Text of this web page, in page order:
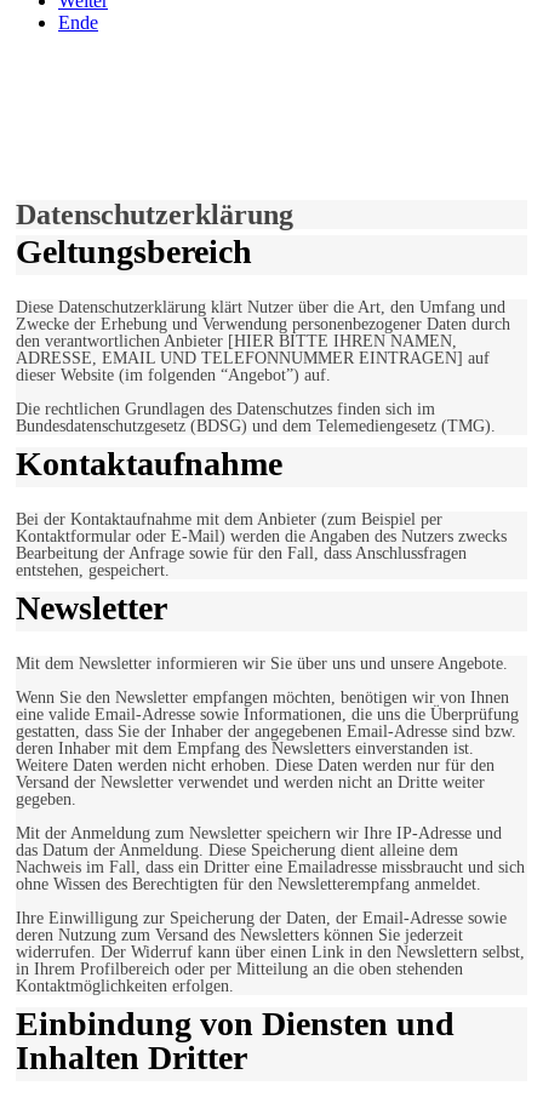
Ende
Datenschutzerklärung
Geltungsbereich
Diese Datenschutzerklärung klärt Nutzer über die Art, den Umfang und
Zwecke der Erhebung und Verwendung personenbezogener Daten durch
den verantwortlichen Anbieter [HIER BITTE IHREN NAMEN,
ADRESSE, EMAIL UND TELEFONNUMMER EINTRAGEN] auf
dieser Website (im folgenden “Angebot”) auf.
Die rechtlichen Grundlagen des Datenschutzes finden sich im
Bundesdatenschutzgesetz (BDSG) und dem Telemediengesetz (TMG).
Kontaktaufnahme
Bei der Kontaktaufnahme mit dem Anbieter (zum Beispiel per
Kontaktformular oder E-Mail) werden die Angaben des Nutzers zwecks
Bearbeitung der Anfrage sowie für den Fall, dass Anschlussfragen
entstehen, gespeichert.
Newsletter
Mit dem Newsletter informieren wir Sie über uns und unsere Angebote.
Wenn Sie den Newsletter empfangen möchten, benötigen wir von Ihnen
eine valide Email-Adresse sowie Informationen, die uns die Überprüfung
gestatten, dass Sie der Inhaber der angegebenen Email-Adresse sind bzw.
deren Inhaber mit dem Empfang des Newsletters einverstanden ist.
Weitere Daten werden nicht erhoben. Diese Daten werden nur für den
Versand der Newsletter verwendet und werden nicht an Dritte weiter
gegeben.
Mit der Anmeldung zum Newsletter speichern wir Ihre IP-Adresse und
das Datum der Anmeldung. Diese Speicherung dient alleine dem
Nachweis im Fall, dass ein Dritter eine Emailadresse missbraucht und sich
ohne Wissen des Berechtigten für den Newsletterempfang anmeldet.
Ihre Einwilligung zur Speicherung der Daten, der Email-Adresse sowie
deren Nutzung zum Versand des Newsletters können Sie jederzeit
widerrufen. Der Widerruf kann über einen Link in den Newslettern selbst,
in Ihrem Profilbereich oder per Mitteilung an die oben stehenden
Kontaktmöglichkeiten erfolgen.
Einbindung von Diensten und
Inhalten Dritter